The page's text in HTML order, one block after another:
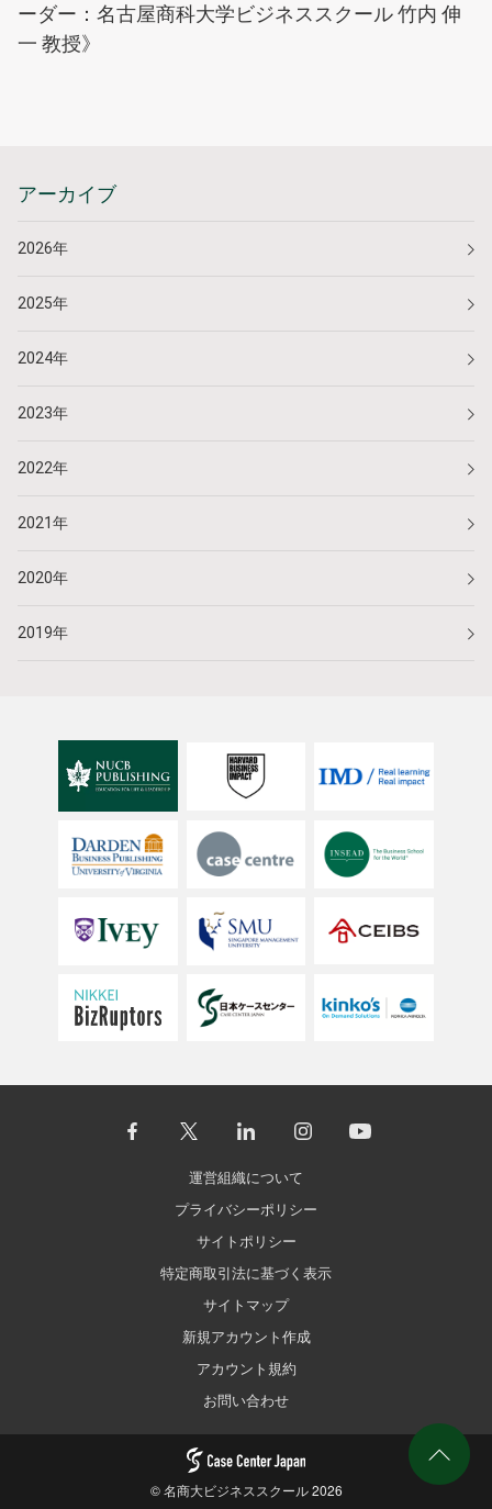
ーダー：名古屋商科大学ビジネススクール 竹内 伸
一 教授》
アーカイブ
2026年
2025年
2024年
2023年
2022年
2021年
2020年
2019年
運営組織について
プライバシーポリシー
サイトポリシー
特定商取引法に基づく表示
サイトマップ
新規アカウント作成
アカウント規約
お問い合わせ
©名商大ビジネススクール2026